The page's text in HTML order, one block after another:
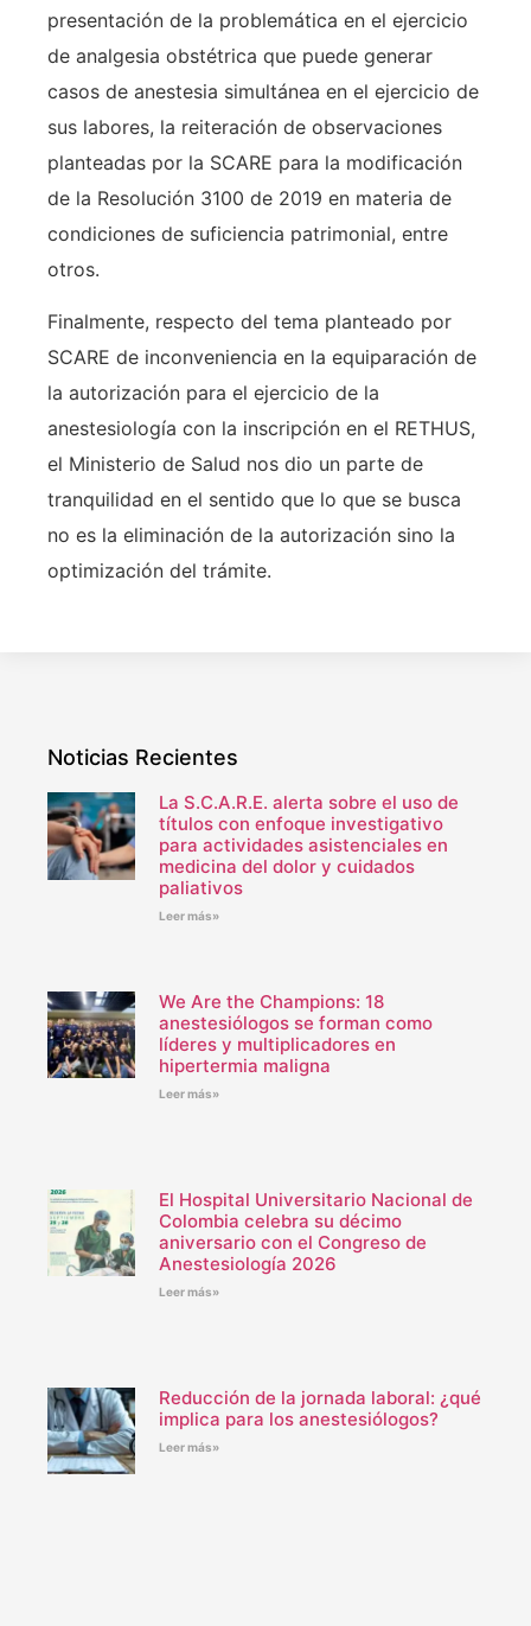
presentación de la problemática en el ejercicio
de analgesia obstétrica que puede generar
casos de anestesia simultánea en el ejercicio de
sus labores, la reiteración de observaciones
planteadas por la SCARE para la modificación
de la Resolución 3100 de 2019 en materia de
condiciones de suficiencia patrimonial, entre
otros.
Finalmente, respecto del tema planteado por
SCARE de inconveniencia en la equiparación de
la autorización para el ejercicio de la
anestesiología con la inscripción en el RETHUS,
el Ministerio de Salud nos dio un parte de
tranquilidad en el sentido que lo que se busca
no es la eliminación de la autorización sino la
optimización del trámite.
Noticias Recientes
La S.C.A.R.E. alerta sobre el uso de
títulos con enfoque investigativo
para actividades asistenciales en
medicina del dolor y cuidados
paliativos
Leer más»
We Are the Champions: 18
anestesiólogos se forman como
líderes y multiplicadores en
hipertermia maligna
Leer más»
El Hospital Universitario Nacional de
Colombia celebra su décimo
aniversario con el Congreso de
Anestesiología 2026
Leer más»
Reducción de la jornada laboral: ¿qué
implica para los anestesiólogos?
Leer más»